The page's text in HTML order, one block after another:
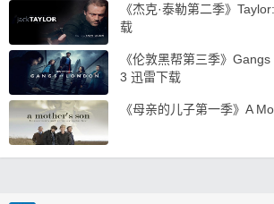
《杰克·泰勒第二季》
载
《伦敦黑帮第三季》
3 迅雷下载
《母亲的儿子第一季》A